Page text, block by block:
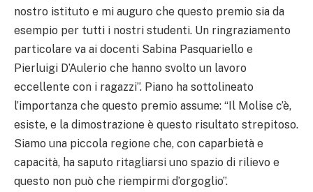
nostro istituto e mi auguro che questo premio sia da
esempio per tutti i nostri studenti. Un ringraziamento
particolare va ai docenti Sabina Pasquariello e
Pierluigi D’Aulerio che hanno svolto un lavoro
eccellente con i ragazzi”. Piano ha sottolineato
l’importanza che questo premio assume: “Il Molise c’è,
esiste, e la dimostrazione è questo risultato strepitoso.
Siamo una piccola regione che, con caparbietà e
capacità, ha saputo ritagliarsi uno spazio di rilievo e
questo non può che riempirmi d’orgoglio”.